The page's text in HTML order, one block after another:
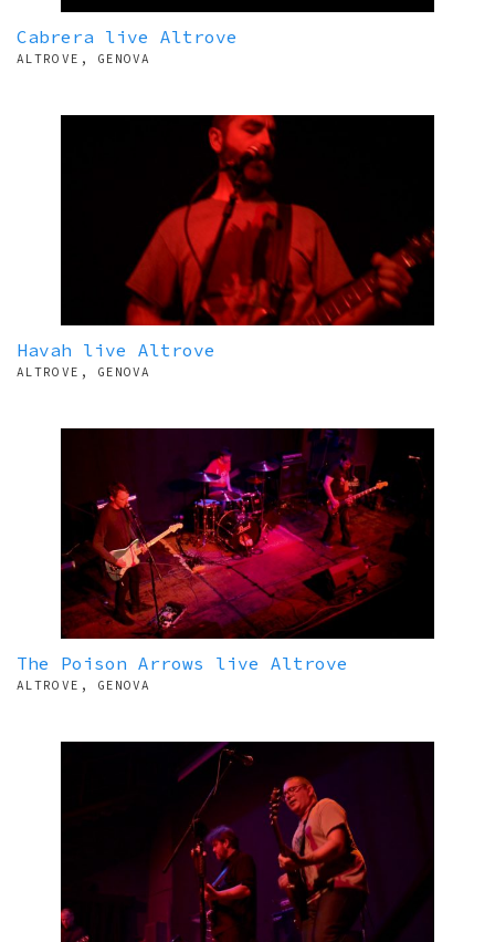
Cabrera live Altrove
ALTROVE, GENOVA
Havah live Altrove
ALTROVE, GENOVA
The Poison Arrows live Altrove
ALTROVE, GENOVA